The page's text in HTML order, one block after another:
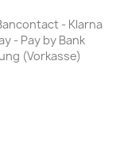
- Klarna
- Pay by Bank
(Vorkasse)